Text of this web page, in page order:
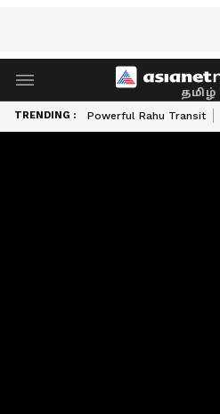
தமிழ்
TRENDING : Powerful Rahu Transit